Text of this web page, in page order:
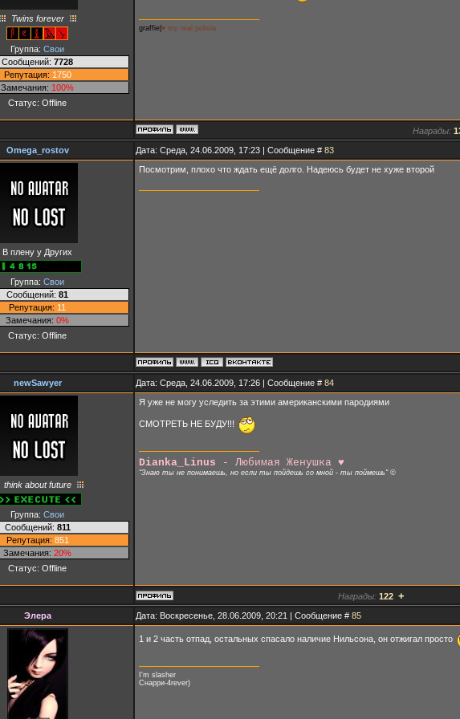
Twins forever
Группа: Свои
Сообщений: 7728
Репутация: 1750
Замечания: 100%
Статус: Offline
graffie| ♥ my real polivia
Награды:
Omega_rostov
Дата: Среда, 24.06.2009, 17:23 | Сообщение # 83
В плену у Других
Группа: Свои
Сообщений: 81
Репутация: 11
Замечания: 0%
Статус: Offline
Посмотрим, плохо что ждать ещё долго. Надеюсь будет не хуже второй
newSawyer Дата: Среда, 24.06.2009, 17:26 | Сообщение # 84
think about future
Группа: Свои
Сообщений: 811
Репутация: 851
Замечания: 20%
Статус: Offline
Я уже не могу уследить за этими американскими пародиями
СМОТРЕТЬ НЕ БУДУ!!!
Dianka_Linus - Любимая Женушка ♥
"Знаю ты не понимаешь, но если ты пойдешь со мной - ты поймешь" ©
Награды: 122 +
Элера Дата: Воскресенье, 28.06.2009, 20:21 | Сообщение # 85
1 и 2 часть отпад, остальных спасало наличие Нильсона, он отжигал просто
I'm slasher
Снарри-4rever)